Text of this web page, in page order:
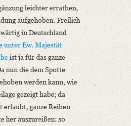
leichter errathen,
aufgehoben. Freilich
in Deutschland
unter Ew. Majestät
ist ja für das ganze
nun die dem Spotte
werden kann, wie
gezeigt habe; da
erlaubt, ganze Reihen
her auszureißen: so